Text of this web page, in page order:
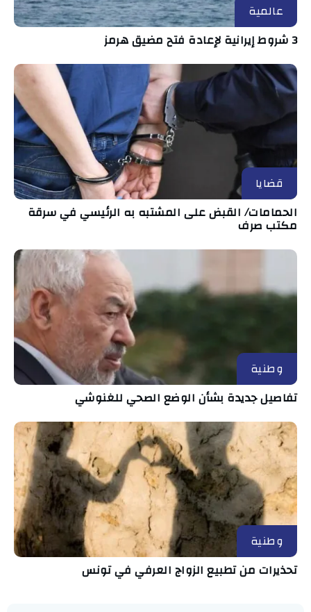
عالمية
3 شروط إيرانية لإعادة فتح مضيق هرمز
قضايا
الحمامات/ القبض على المشتبه به الرئيسي في سرقة
مكتب صرف
وطنية
تفاصيل جديدة بشأن الوضع الصحي للغنوشي
وطنية
تحذيرات من تطبيع الزواج العرفي في تونس